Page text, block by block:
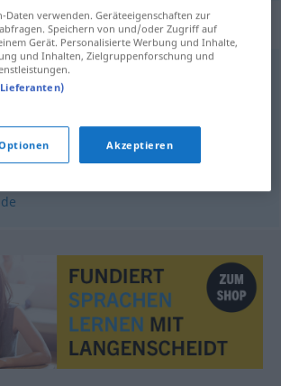
für "Begegnung"
,Beisammensein
,Spiel (Hauptform),Partie
Daten verwenden. Geräteeigenschaften zur
Speichern von und/oder Zugriff auf
Gerät. Personalisierte Werbung und Inhalte,
und Inhalten, Zielgruppenforschung und
Akzeptieren